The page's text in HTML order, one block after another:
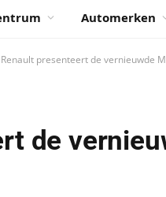
Automerken
Renault presenteert de vernieuwde
de